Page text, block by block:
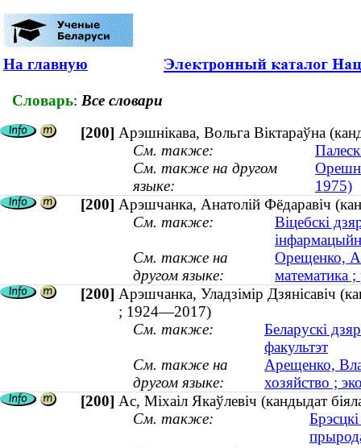
На главную
Словарь: Все словари
[200] Арэшнікава, Вольга Віктараўна
См. также:
См. также на другом
языке:
1975)
[200] Арэшчанка, Анатолій Фёдаравіч
См. также:
Віцебскі
См. также на
другом языке:
Орещенко,
математика
[200] Арэшчанка, Уладзімір Дзянісавіч
; 1924—2017)
См. также:
Беларускі
факультэт
См. также на
другом языке:
Арещенко,
хозяйство ;
[200] Ас, Міхаіл Якаўлевіч (кандыдат
См. также: